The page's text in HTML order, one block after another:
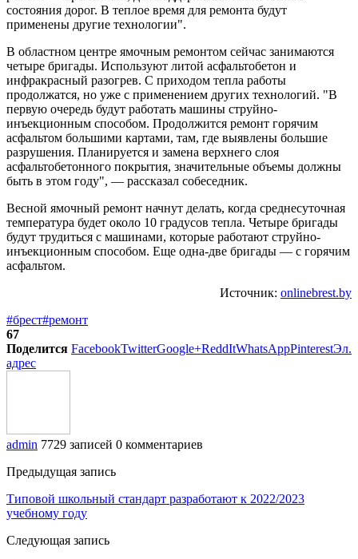
состояния дорог. В теплое время для ремонта будут
применены другие технологии".
В областном центре ямочным ремонтом сейчас занимаются
четыре бригады. Используют литой асфальтобетон и
инфракрасный разогрев. С приходом тепла работы
продолжатся, но уже с применением других технологий. "В
первую очередь будут работать машины струйно-
инъекционным способом. Продолжится ремонт горячим
асфальтом большими картами, там, где выявлены большие
разрушения. Планируется и замена верхнего слоя
асфальтобетонного покрытия, значительные объемы должны
быть в этом году", — рассказал собеседник.
Весной ямочный ремонт начнут делать, когда среднесуточная
температура будет около 10 градусов тепла. Четыре бригады
будут трудиться с машинами, которые работают струйно-
инъекционным способом. Еще одна-две бригады — с горячим
асфальтом.
Источник: onlinebrest.by
#брест#ремонт
67
Поделится FacebookTwitterGoogle+ReddItWhatsAppPinterestЭл.
адрес
admin 7729 записей 0 комментариев
Предыдущая запись
Типовой школьный стандарт разработают к 2022/2023
учебному году
Следующая запись